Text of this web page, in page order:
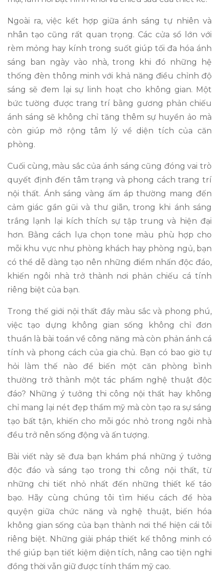
Ngoài ra, việc kết hợp giữa ánh sáng tự nhiên và
nhân tạo cũng rất quan trọng. Các cửa sổ lớn với
rèm mỏng hay kính trong suốt giúp tối đa hóa ánh
sáng ban ngày vào nhà, trong khi đó những hệ
thống đèn thông minh với khả năng điều chỉnh độ
sáng sẽ đem lại sự linh hoạt cho không gian. Một
bức tường được trang trí bằng gương phản chiếu
ánh sáng sẽ không chỉ tăng thêm sự huyền ảo mà
còn giúp mở rộng tâm lý về diện tích của căn
phòng.
Cuối cùng, màu sắc của ánh sáng cũng đóng vai trò
quyết định đến tâm trạng và phong cách trang trí
nội thất. Ánh sáng vàng ấm áp thường mang đến
cảm giác gần gũi và thư giãn, trong khi ánh sáng
trắng lạnh lại kích thích sự tập trung và hiện đại
hơn. Bằng cách lựa chọn tone màu phù hợp cho
mỗi khu vực như phòng khách hay phòng ngủ, bạn
có thể dễ dàng tạo nên những điểm nhấn độc đáo,
khiến ngôi nhà trở thành nơi phản chiếu cá tính
riêng biệt của bạn.
Trong thế giới nội thất đầy màu sắc và phong phú,
việc tạo dựng không gian sống không chỉ đơn
thuần là bài toán về công năng mà còn phản ánh cá
tính và phong cách của gia chủ. Bạn có bao giờ tự
hỏi làm thế nào để biến một căn phòng bình
thường trở thành một tác phẩm nghệ thuật độc
đáo? Những ý tưởng thi công nội thất hay không
chỉ mang lại nét đẹp thẩm mỹ mà còn tạo ra sự sáng
tạo bất tận, khiến cho mỗi góc nhỏ trong ngôi nhà
đều trở nên sống động và ấn tượng.
Bài viết này sẽ đưa bạn khám phá những ý tưởng
độc đáo và sáng tạo trong thi công nội thất, từ
những chi tiết nhỏ nhất đến những thiết kế táo
bạo. Hãy cùng chúng tôi tìm hiểu cách để hòa
quyện giữa chức năng và nghệ thuật, biến hóa
không gian sống của bạn thành nơi thể hiện cái tôi
riêng biệt. Những giải pháp thiết kế thông minh có
thể giúp bạn tiết kiệm diện tích, nâng cao tiện nghi
đồng thời vẫn giữ được tính thẩm mỹ cao.